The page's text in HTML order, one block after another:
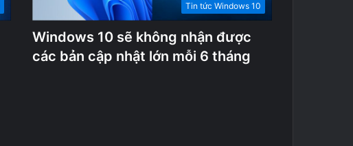
Tin tức Windows 10
Windows 10 sẽ không nhận được
các bản cập nhật lớn mỗi 6 tháng